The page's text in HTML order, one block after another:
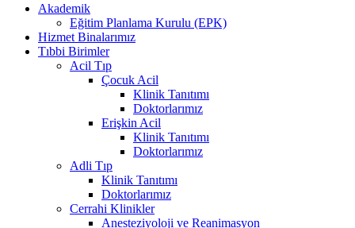
Akademik
Eğitim Planlama Kurulu (EPK)
Hizmet Binalarımız
Tıbbi Birimler
Acil Tıp
Çocuk Acil
Klinik Tanıtımı
Doktorlarımız
Erişkin Acil
Klinik Tanıtımı
Doktorlarımız
Adli Tıp
Klinik Tanıtımı
Doktorlarımız
Cerrahi Klinikler
Anesteziyoloji ve Reanimasyon